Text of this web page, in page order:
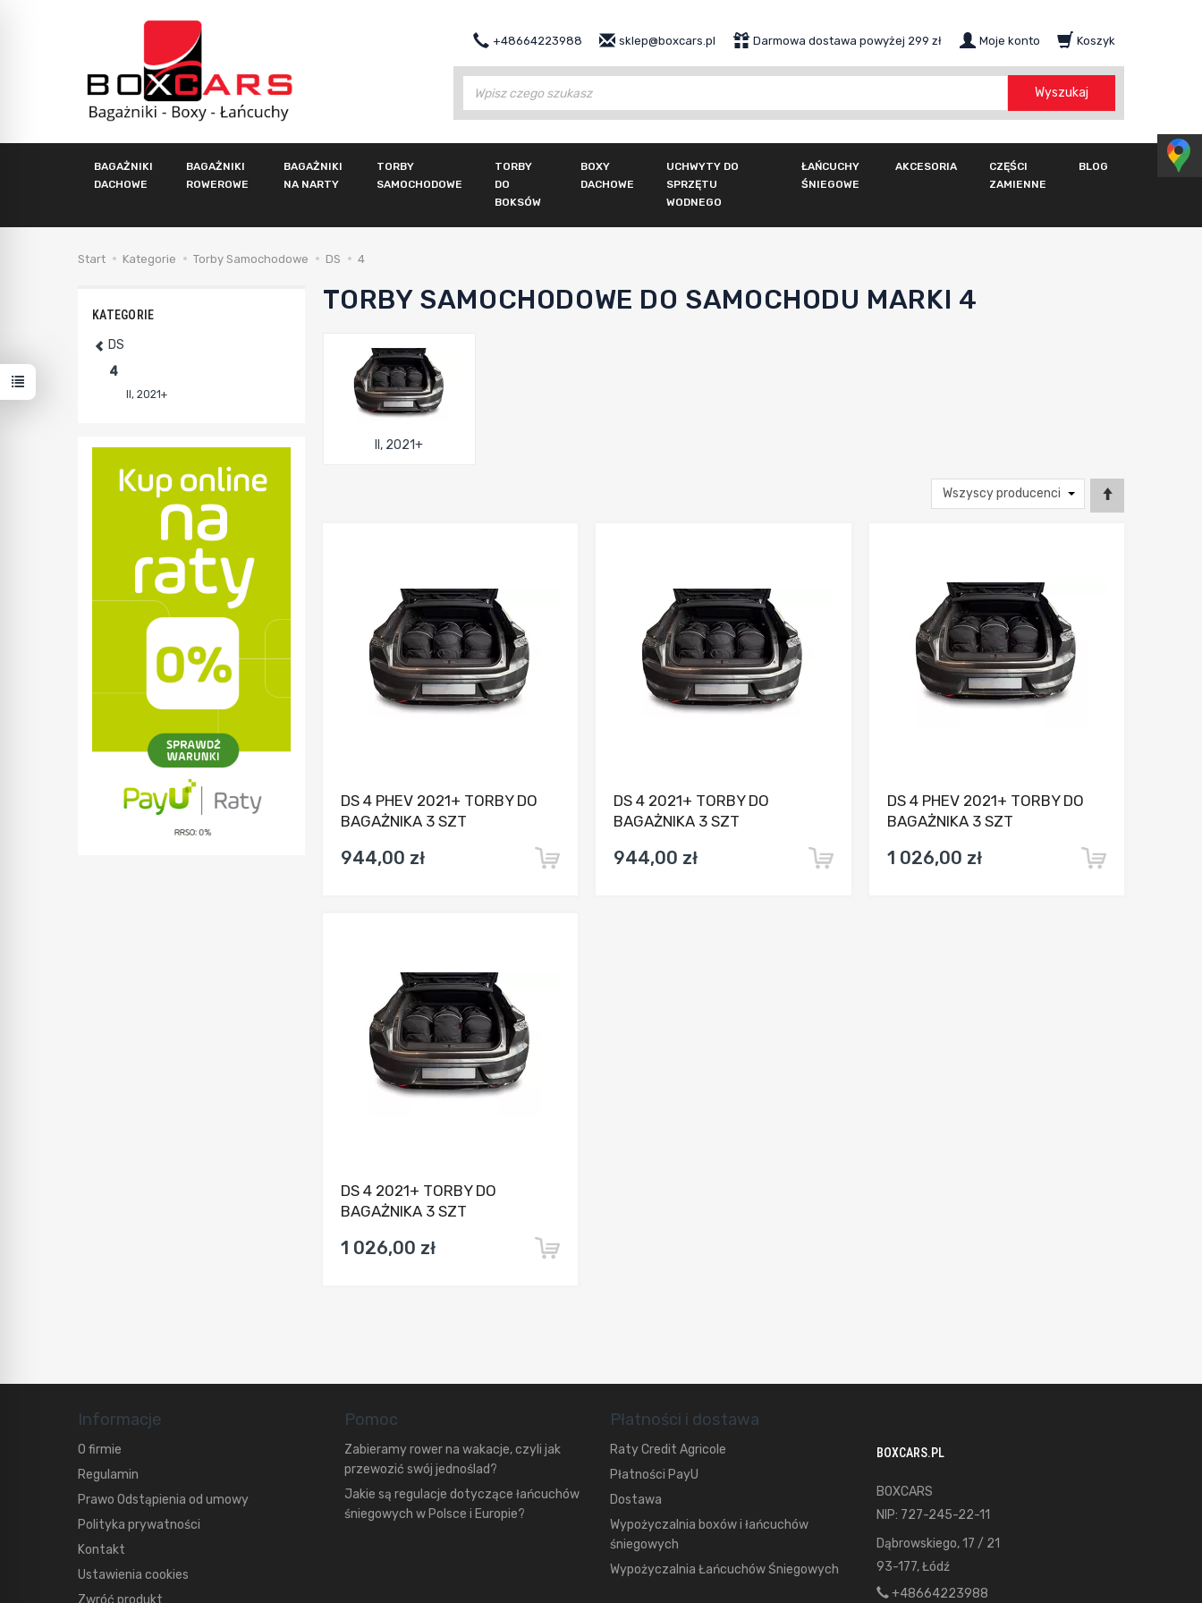
+48664223988 Darmowa dostawa powyżej 299 zł
sklep@boxcars.pl Moje konto Koszyk
Wyszukaj
BAGAŻNIKI
DACHOWE
BAGAŻNIKI
ROWEROWE
BAGAŻNIKI
NA NARTY
TORBY
SAMOCHODOWE
TORBY
DO
BOKSÓW
BOXY
DACHOWE
UCHWYTY DO
SPRZĘTU
WODNEGO
ŁAŃCUCHY
ŚNIEGOWE
AKCESORIA
CZĘŚCI
ZAMIENNE
BLOG
Start Kategorie Torby Samochodowe DS 4
TORBY SAMOCHODOWE DO SAMOCHODU MARKI 4
II, 2021+
DS 4 PHEV 2021+ TORBY DO
BAGAŻNIKA 3 SZT
944,00 zł
DS 4 2021+ TORBY DO
BAGAŻNIKA 3 SZT
944,00 zł
DS 4 PHEV 2021+ TORBY DO
BAGAŻNIKA 3 SZT
1 026,00 zł
DS 4 2021+ TORBY DO
BAGAŻNIKA 3 SZT
1 026,00 zł
KATEGORIE
DS
4
II, 2021+
Informacje
O firmie
Regulamin
Prawo Odstąpienia od umowy
Polityka prywatności
Kontakt
Ustawienia cookies
Zwróć produkt
Pomoc
Zabieramy rower na wakacje, czyli jak
przewozić swój jednoślad?
Jakie są regulacje dotyczące łańcuchów
śniegowych w Polsce i Europie?
Płatności i dostawa
Raty Credit Agricole
Płatności PayU
Dostawa
Wypożyczalnia boxów i łańcuchów
śniegowych
Wypożyczalnia Łańcuchów Śniegowych
BOXCARS.PL
BOXCARS
NIP: 727-245-22-11
Dąbrowskiego, 17 / 21
93-177, Łódź
+48664223988